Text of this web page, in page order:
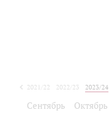
2021/22 2022/23 2023/24
Сентябрь Октябрь